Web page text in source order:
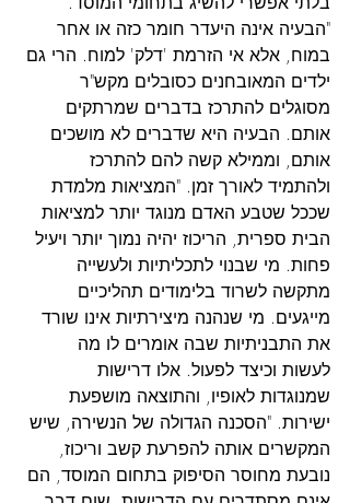
"הבעיה אינה היעדר חומר כזה או אחר
במוח, אלא אי הזרמת 'דלק' למוח. הרי גם
ילדים המאובחנים כסובלים מקש"ר
מסוגלים להתרכז בדברים שמרתקים
אותם. הבעיה היא שדברים לא מושכים
אותם, וממילא קשה להם להתרכז
ולהתמיד לאורך זמן. "המציאות מלמדת
שככל שטבע האדם מנוגד יותר למציאות
הבית ספרית, הריכוז יהיה נמוך יותר ויעיל
פחות. מי שבנוי לתכליתיות ולעשייה
מתקשה לשרוד בלימודים תהליכיים
מייגעים. מי שנהנה מיצירתיות אינו שורד
את התבניתיות שבה אומרים לו מה
לעשות וכיצד לפעול. אלו דרישות
שמנוגדות לאופיו, והתוצאה מושפעת
ישירות. "הסכנה הגדולה של הנשירה, שיש
המקשרים אותה להפרעת קשב וריכוז,
נובעת מחוסר הסיפוק בתחום המוסד, הם